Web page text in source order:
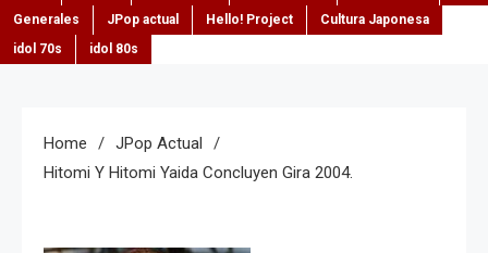
Generales
JPop actual Hello! Project
Cultura Japonesa
idol 70s
idol 80s
Home
JPop Actual
Hitomi Y Hitomi Yaida Concluyen Gira 2004.